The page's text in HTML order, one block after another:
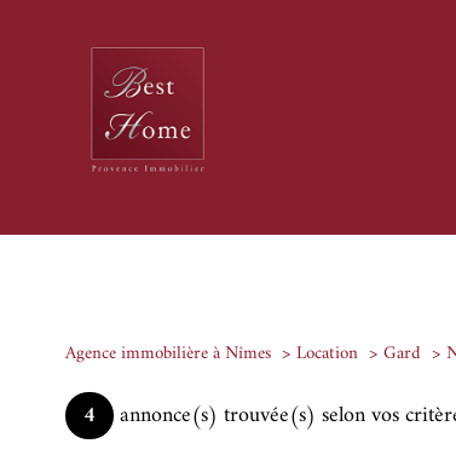
Agence immobilière à Nîmes Location Gard
4 annonce(s) trouvée(s) selon vos